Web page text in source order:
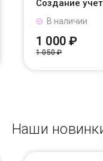
Создание
В наличии
1 000 ₽
1 050 ₽
Наши